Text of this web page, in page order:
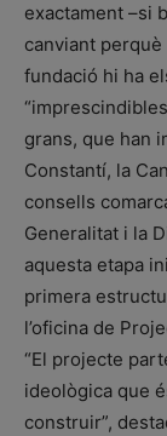
exactament –si
canviant perquè
fundació hi ha
grans, que han
Constantí, la
consells
Generalitat i la
aquesta etapa
primera
l’oficina de
“El projecte
ideològica que
construir”,